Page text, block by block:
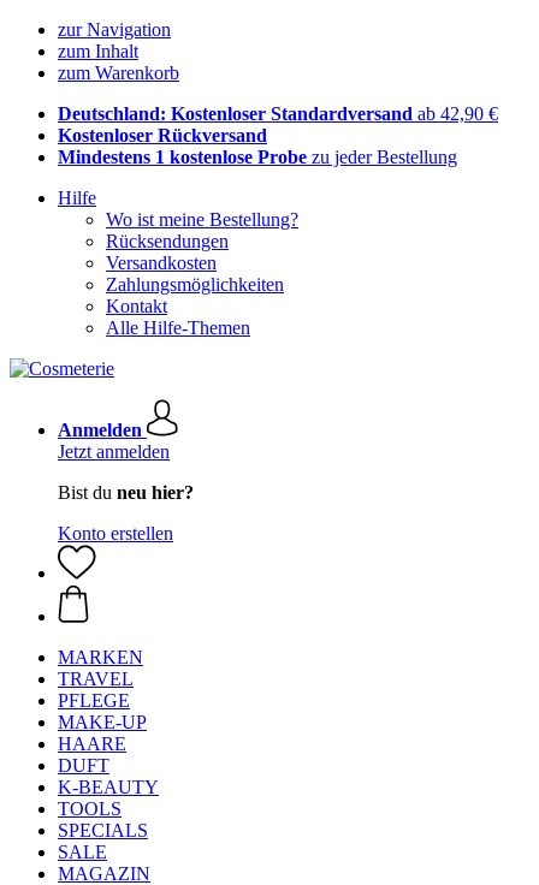
zur Navigation
zum Inhalt
zum Warenkorb
Deutschland: Kostenloser Standardversand ab 42,90 €
Kostenloser Rückversand
Mindestens 1 kostenlose Probe zu jeder Bestellung
Hilfe
Wo ist meine Bestellung?
Rücksendungen
Versandkosten
Zahlungsmöglichkeiten
Kontakt
Alle Hilfe-Themen
Anmelden
Jetzt anmelden
Bist du neu hier?
Konto erstellen
MARKEN
TRAVEL
PFLEGE
MAKE-UP
HAARE
DUFT
K-BEAUTY
TOOLS
SPECIALS
SALE
MAGAZIN